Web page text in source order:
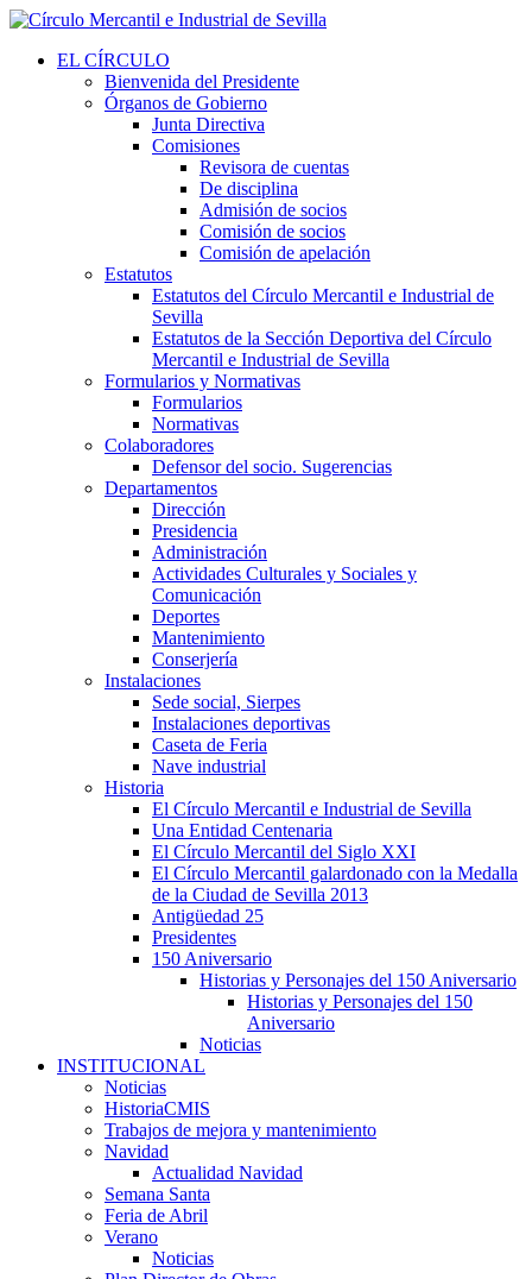
EL CÍRCULO
Bienvenida del Presidente
Órganos de Gobierno
Junta Directiva
Comisiones
Revisora de cuentas
De disciplina
Admisión de socios
Comisión de socios
Comisión de apelación
Estatutos
Estatutos del Círculo Mercantil e Industrial de
Sevilla
Estatutos de la Sección Deportiva del Círculo
Mercantil e Industrial de Sevilla
Formularios y Normativas
Formularios
Normativas
Colaboradores
Defensor del socio. Sugerencias
Departamentos
Dirección
Presidencia
Administración
Actividades Culturales y Sociales y
Comunicación
Deportes
Mantenimiento
Conserjería
Instalaciones
Sede social, Sierpes
Instalaciones deportivas
Caseta de Feria
Nave industrial
Historia
El Círculo Mercantil e Industrial de Sevilla
Una Entidad Centenaria
El Círculo Mercantil del Siglo XXI
El Círculo Mercantil galardonado con la Medalla
de la Ciudad de Sevilla 2013
Antigüedad 25
Presidentes
150 Aniversario
Historias y Personajes del 150 Aniversario
Historias y Personajes del 150
Aniversario
Noticias
INSTITUCIONAL
Noticias
HistoriaCMIS
Trabajos de mejora y mantenimiento
Navidad
Actualidad Navidad
Semana Santa
Feria de Abril
Verano
Noticias